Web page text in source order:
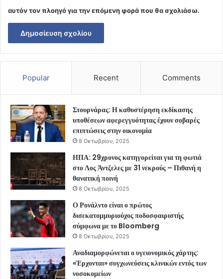
αυτόν τον πλοηγό για την επόμενη φορά που θα σχολιάσω.
Popular Recent Comments
Στουρνάρας: Η καθυστέρηση εκδίκασης
υποθέσεων αφερεγγυότητας έχουν σοβαρές
επιπτώσεις στην οικονομία
8 Οκτωβρίου, 2025
ΗΠΑ: 29χρονος κατηγορείται για τη φωτιά
στο Λος Άντζελες με 31 νεκρούς – Πιθανή η
θανατική ποινή
8 Οκτωβρίου, 2025
Ο Ρονάλντο είναι ο πρώτος
δισεκατομμυριούχος ποδοσφαιριστής
σύμφωνα με το Bloomberg
8 Οκτωβρίου, 2025
Αναδιαμορφώνεται ο υγειονομικός χάρτης:
«Έρχονται» συγχωνεύσεις κλινικών εντός των
νοσοκομείων